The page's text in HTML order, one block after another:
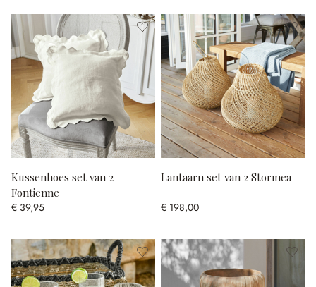
Kussenhoes set van 2
Fontienne
€ 39,95
Lantaarn set van 2 Stormea
€ 198,00